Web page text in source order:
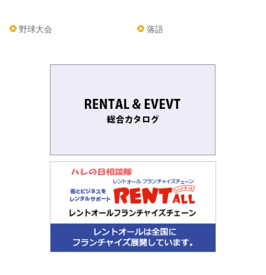
野球大会 落語